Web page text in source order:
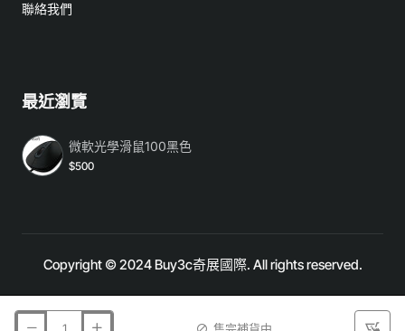
售完補貨中
聯絡我們
最近瀏覽
微軟光學滑鼠100黑色
$500
Copyright © 2024 Buy3c奇展國際. All rights reserved.